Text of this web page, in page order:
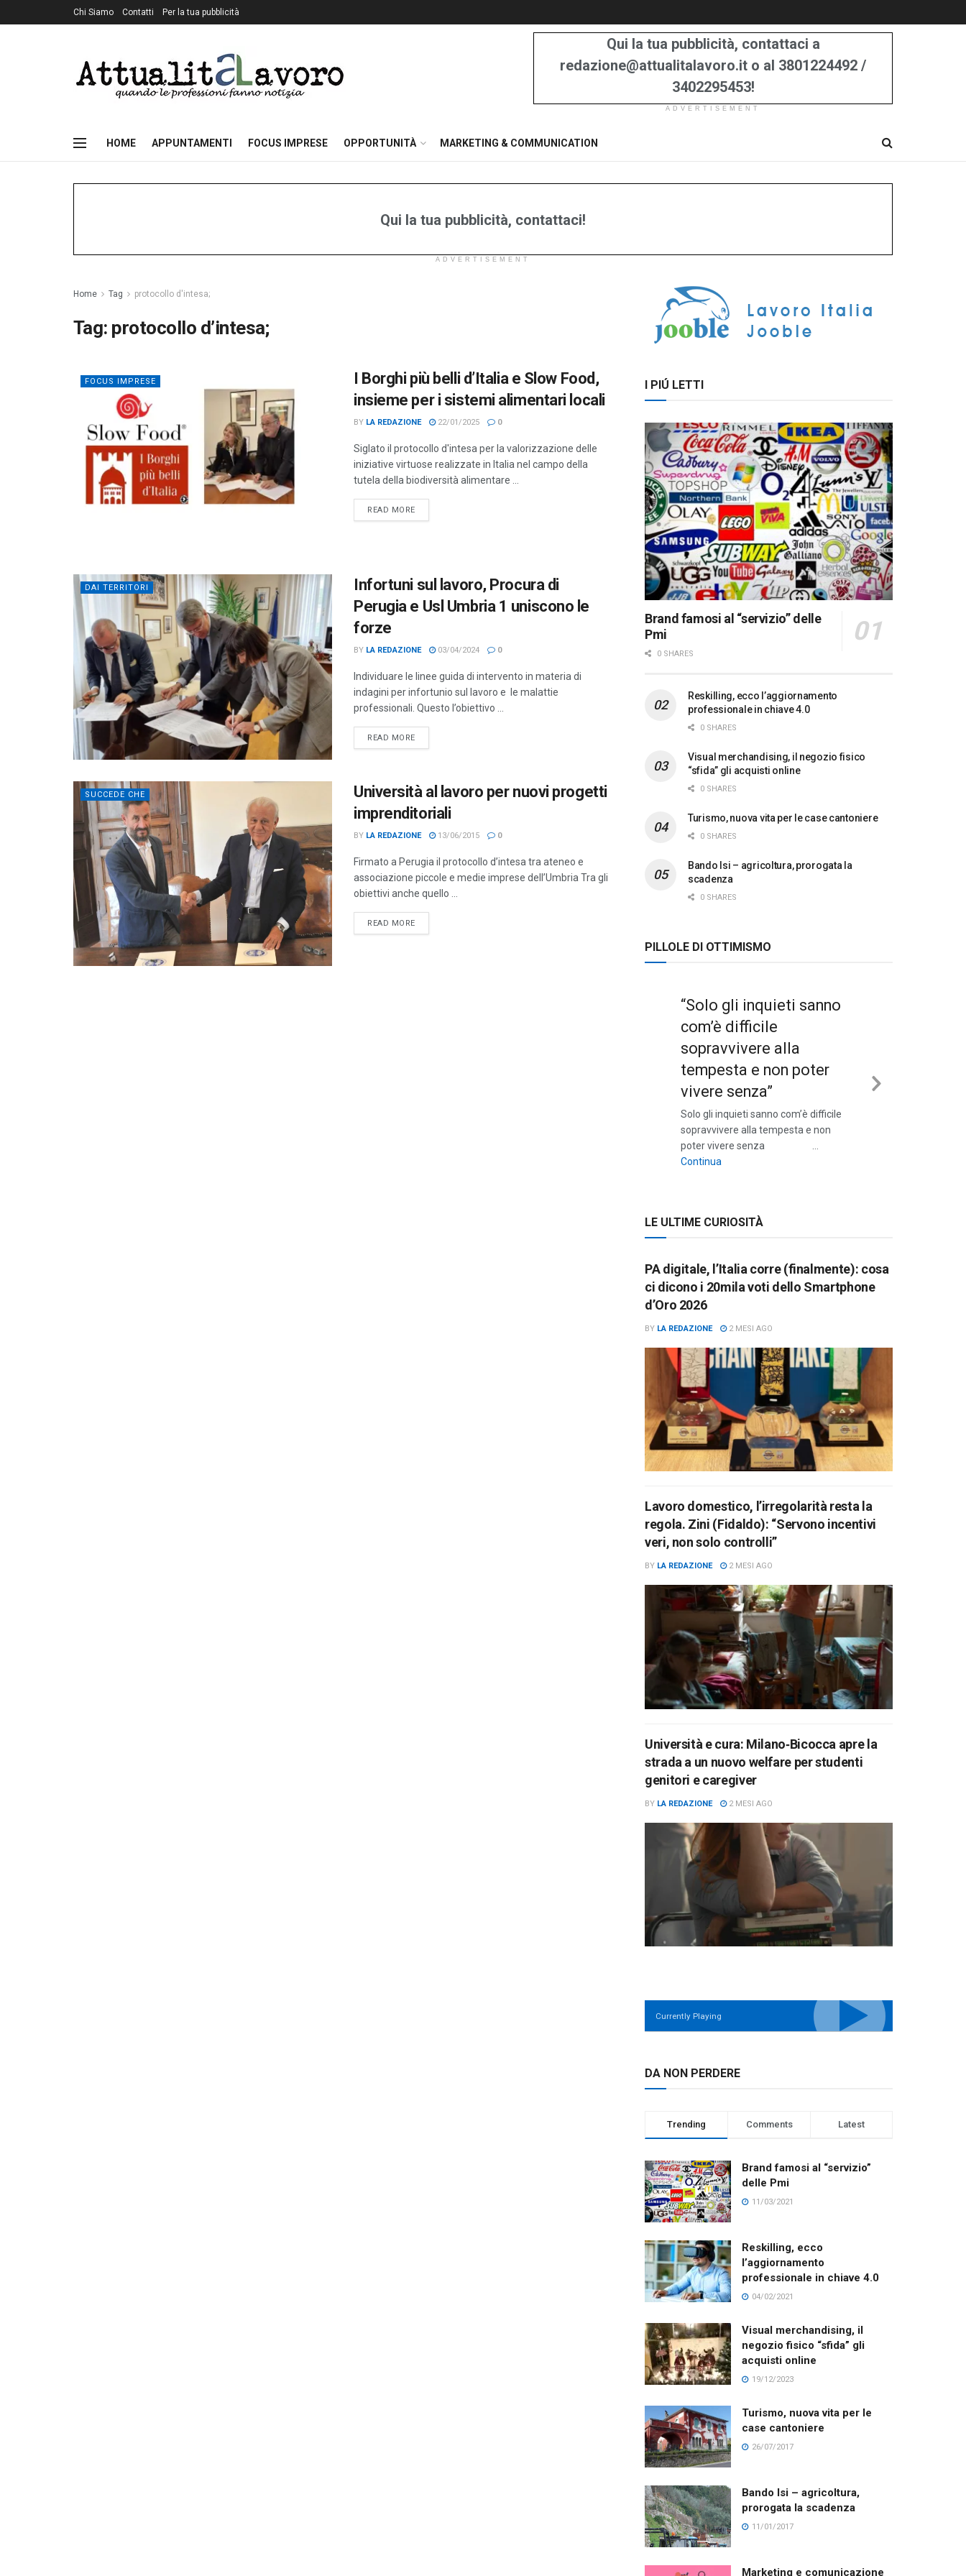
Chi Siamo Contatti Per la tua pubblicità
Qui la tua pubblicità, contattaci a
redazione@attualitalavoro.it o al 3801224492 /
3402295453!
ADVERTISEMENT
HOME APPUNTAMENTI FOCUS IMPRESE OPPORTUNITÀ MARKETING & COMMUNICATION
Qui la tua pubblicità, contattaci!
ADVERTISEMENT
Home Tag protocollo d'intesa;
Tag: protocollo d’intesa;
FOCUS IMPRESE
I Borghi più belli d’Italia e Slow Food,
insieme per i sistemi alimentari locali
BY LA REDAZIONE 22/01/2025 0
Siglato il protocollo d'intesa per la valorizzazione delle
iniziative virtuose realizzate in Italia nel campo della
tutela della biodiversità alimentare ...
READ MOREDETAILS
DAI TERRITORI
Infortuni sul lavoro, Procura di
Perugia e Usl Umbria 1 uniscono le
forze
BY LA REDAZIONE 03/04/2024 0
Individuare le linee guida di intervento in materia di
indagini per infortunio sul lavoro e le malattie
professionali. Questo l’obiettivo ...
READ MOREDETAILS
SUCCEDE CHE
Università al lavoro per nuovi progetti
imprenditoriali
BY LA REDAZIONE 13/06/2015 0
Firmato a Perugia il protocollo d’intesa tra ateneo e
associazione piccole e medie imprese dell’Umbria Tra gli
obiettivi anche quello ...
READ MOREDETAILS
I PIÚ LETTI
Brand famosi al “servizio” delle
Pmi
0 SHARES
Reskilling, ecco l’aggiornamento
professionale in chiave 4.0
0 SHARES
Visual merchandising, il negozio fisico
“sfida” gli acquisti online
0 SHARES
Turismo, nuova vita per le case cantoniere
0 SHARES
Bando Isi – agricoltura, prorogata la
scadenza
0 SHARES
PILLOLE DI OTTIMISMO
“Solo gli inquieti sanno
com’è difficile
sopravvivere alla
tempesta e non poter
vivere senza”
Solo gli inquieti sanno com’è difficile
sopravvivere alla tempesta e non
poter vivere senza …
Continua
LE ULTIME CURIOSITÀ
PA digitale, l’Italia corre (finalmente): cosa
ci dicono i 20mila voti dello Smartphone
d’Oro 2026
BY LA REDAZIONE 2 MESI AGO
Lavoro domestico, l’irregolarità resta la
regola. Zini (Fidaldo): “Servono incentivi
veri, non solo controlli”
BY LA REDAZIONE 2 MESI AGO
Università e cura: Milano‑Bicocca apre la
strada a un nuovo welfare per studenti
genitori e caregiver
BY LA REDAZIONE 2 MESI AGO
Currently Playing
DA NON PERDERE
Trending Comments Latest
Brand famosi al “servizio”
delle Pmi
11/03/2021
Reskilling, ecco
l’aggiornamento
professionale in chiave 4.0
04/02/2021
Visual merchandising, il
negozio fisico “sfida” gli
acquisti online
19/12/2023
Turismo, nuova vita per le
case cantoniere
26/07/2017
Bando Isi – agricoltura,
prorogata la scadenza
11/01/2017
Marketing e comunicazione